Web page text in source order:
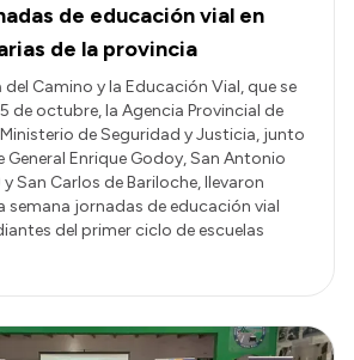
de educación vial en
de la provincia
del Camino y la Educación Vial, que se
de octubre, la Agencia Provincial de
de Seguridad y Justicia, junto
General Enrique Godoy, San Antonio
San Carlos de Bariloche, llevaron
semana jornadas de educación vial
del primer ciclo de escuelas